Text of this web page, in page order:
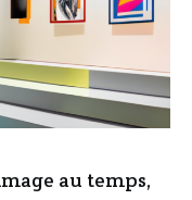
au temps,